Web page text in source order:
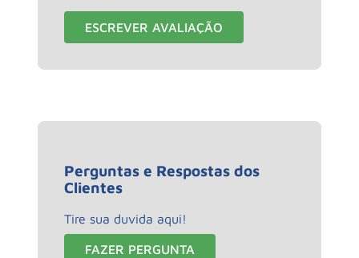
ESCREVER AVALIAÇÃO
Perguntas e Respostas dos
Clientes
Tire sua duvida aqui!
FAZER PERGUNTA